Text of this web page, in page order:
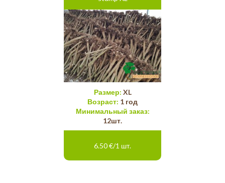
Размер: XL
Возраст: 1 год
Минимальный заказ:
12шт.
6.50 €/1 шт.